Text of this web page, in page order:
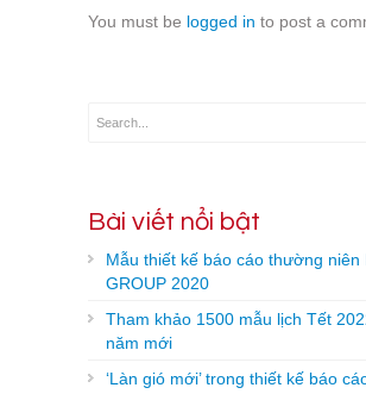
You must be logged in to post a
Bài viết nổi bật
Mẫu thiết kế báo cáo thường niên
GROUP 2020
Tham khảo 1500 mẫu lịch Tết
năm mới
‘Làn gió mới’ trong thiết kế báo